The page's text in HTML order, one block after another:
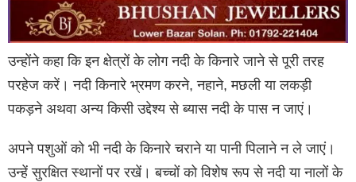
उन्होंने कहा कि इन क्षेत्रों के लोग नदी के किनारे जाने से पूरी तरह
परहेज करें। नदी किनारे भ्रमण करने, नहाने, मछली या लकड़ी
पकड़ने अथवा अन्य किसी उद्देश्य से ब्यास नदी के पास न जाएं।
अपने पशुओं को भी नदी के किनारे चराने या पानी पिलाने न ले जाएं।
उन्हें सुरक्षित स्थानों पर रखें। बच्चों को विशेष रूप से नदी या नालों के